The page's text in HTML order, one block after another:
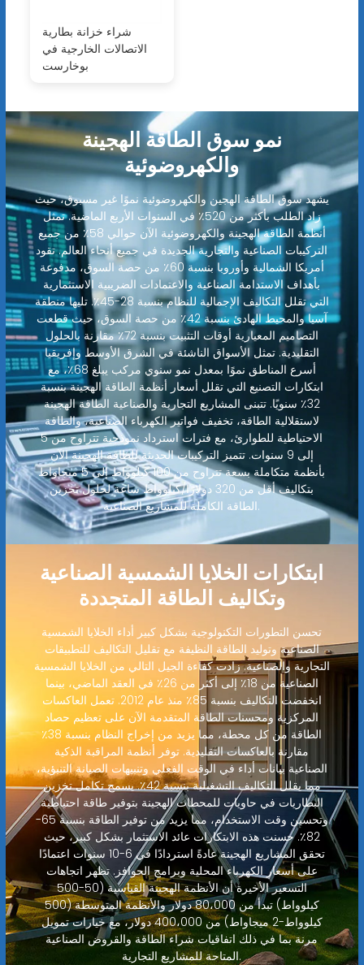
شراء خزانة بطارية
الاتصالات الخارجية في
بوخارست
نمو سوق الطاقة الهجينة
والكهروضوئية
يشهد سوق الطاقة الهجين والكهروضوئية نموًا غير مسبوق، حيث
زاد الطلب بأكثر من 520٪ في السنوات الأربع الماضية. تمثل
أنظمة الطاقة الهجينة والكهروضوئية الآن حوالي 58٪ من جميع
التركيبات الصناعية والتجارية الجديدة في جميع أنحاء العالم. تقود
أمريكا الشمالية وأوروبا بنسبة 60٪ من حصة السوق، مدفوعة
بأهداف الاستدامة الصناعية والاعتمادات الضريبية الاستثمارية
التي تقلل التكاليف الإجمالية للنظام بنسبة 28-45٪. تليها منطقة
آسيا والمحيط الهادئ بنسبة 42٪ من حصة السوق، حيث قطعت
التصاميم المعيارية أوقات التثبيت بنسبة 72٪ مقارنة بالحلول
التقليدية. تمثل الأسواق الناشئة في الشرق الأوسط وإفريقيا
أسرع المناطق نموًا بمعدل نمو سنوي مركب يبلغ 68٪، مع
ابتكارات التصنيع التي تقلل أسعار أنظمة الطاقة الهجينة بنسبة
32٪ سنويًا. تتبنى المشاريع التجارية والصناعية الطاقة الهجينة
لاستقلالية الطاقة، تخفيف فواتير الكهرباء الصناعية، والطاقة
الاحتياطية للطوارئ، مع فترات استرداد نموذجية تتراوح من 5
إلى 9 سنوات. تتميز التركيبات الحديثة للطاقة الهجينة الآن
بأنظمة متكاملة بسعة تتراوح من 100 كيلوواط إلى 5 ميجاواط
بتكاليف أقل من 320 دولارًا/كيلوواط ساعة لحلول تخزين
الطاقة الكاملة للمشاريع الصناعية.
ابتكارات الخلايا الشمسية الصناعية
وتكاليف الطاقة المتجددة
تحسن التطورات التكنولوجية بشكل كبير أداء الخلايا الشمسية
الصناعية وتوليد الطاقة النظيفة مع تقليل التكاليف للتطبيقات
التجارية والصناعية. زادت كفاءة الجيل التالي من الخلايا الشمسية
الصناعية من 18٪ إلى أكثر من 26٪ في العقد الماضي، بينما
انخفضت التكاليف بنسبة 85٪ منذ عام 2012. تعمل العاكسات
المركزية ومحسنات الطاقة المتقدمة الآن على تعظيم حصاد
الطاقة من كل محطة، مما يزيد من إخراج النظام بنسبة 38٪
مقارنة بالعاكسات التقليدية. توفر أنظمة المراقبة الذكية
الصناعية بيانات أداء في الوقت الفعلي وتنبيهات الصيانة التنبؤية،
مما يقلل التكاليف التشغيلية بنسبة 42٪. يسمح تكامل تخزين
البطاريات في حاويات للمحطات الهجينة بتوفير طاقة احتياطية
وتحسين وقت الاستخدام، مما يزيد من توفير الطاقة بنسبة 65-
82٪. حسنت هذه الابتكارات عائد الاستثمار بشكل كبير، حيث
تحقق المشاريع الهجينة عادةً استردادًا في 6-10 سنوات اعتمادًا
على أسعار الكهرباء المحلية وبرامج الحوافز. تظهر اتجاهات
التسعير الأخيرة أن الأنظمة الهجينة القياسية (50-500
كيلوواط) تبدأ من 80،000 دولار والأنظمة المتوسطة (500
كيلوواط-2 ميجاواط) من 400،000 دولار، مع خيارات تمويل
مرنة بما في ذلك اتفاقيات شراء الطاقة والقروض الصناعية
المتاحة للمشاريع التجارية.